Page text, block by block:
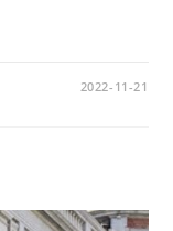
2022-11-21